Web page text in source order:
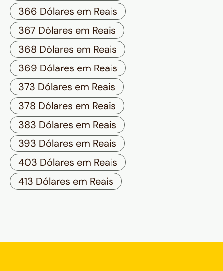
366 Dólares em Reais
367 Dólares em Reais
368 Dólares em Reais
369 Dólares em Reais
373 Dólares em Reais
378 Dólares em Reais
383 Dólares em Reais
393 Dólares em Reais
403 Dólares em Reais
413 Dólares em Reais